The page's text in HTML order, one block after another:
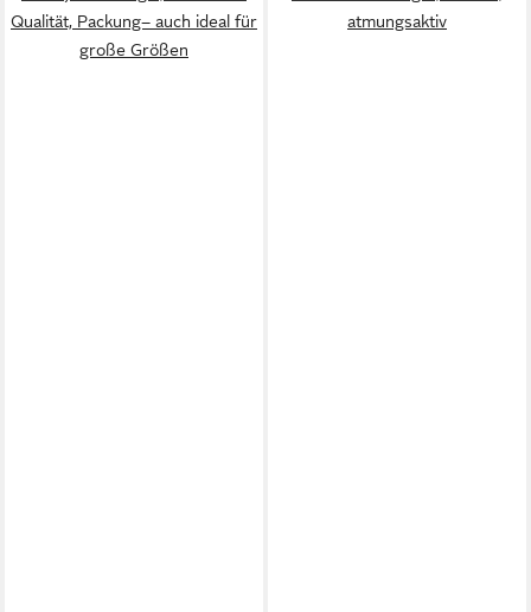
Qualität, Packung– auch ideal für
große Größen
atmungsaktiv